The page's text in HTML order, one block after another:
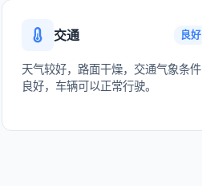
交通 良好
天气较好，路面干燥，交通气象条件
良好，车辆可以正常行驶。